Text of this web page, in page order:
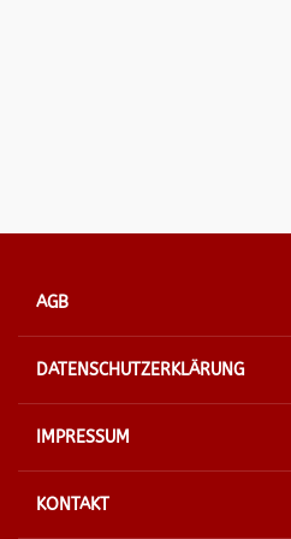
AGB
DATENSCHUTZERKLÄRUNG
IMPRESSUM
KONTAKT